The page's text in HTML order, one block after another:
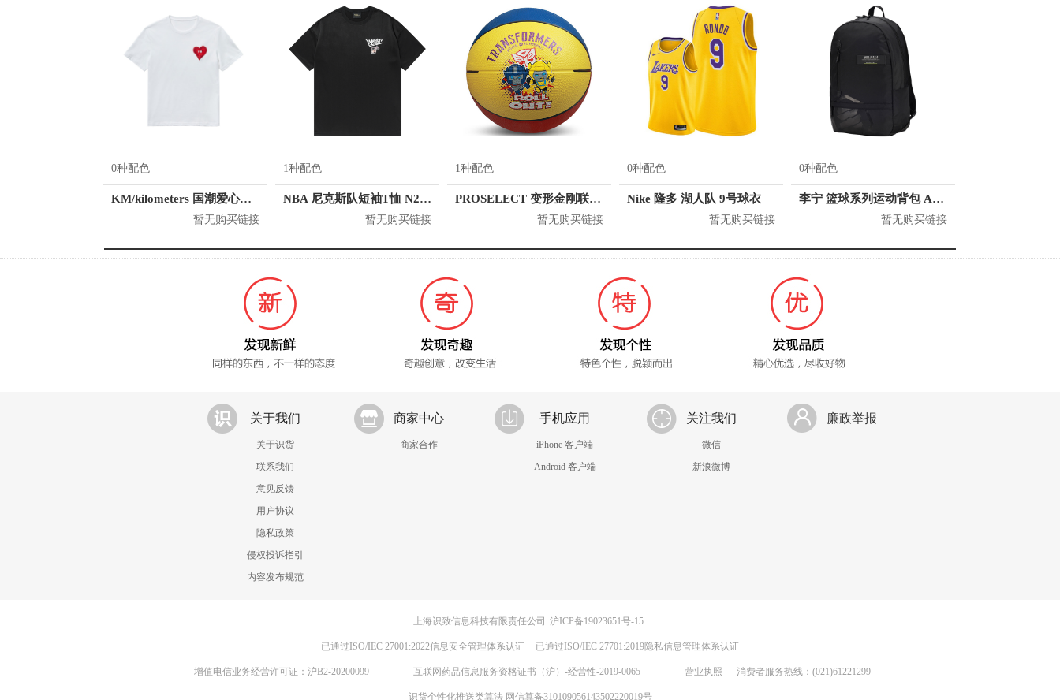
0种配色
KM/kilometers 国潮爱心短袖T恤 M2X2108466
暂无购买链接
1种配色
NBA 尼克斯队短袖T恤 N212TS112P
暂无购买链接
1种配色
PROSELECT 变形金刚联名系列 5号橡胶篮球
暂无购买链接
0种配色
Nike 隆多 湖人队 9号球衣
暂无购买链接
0种配色
李宁 篮球系列运动背包 ABSQ064
暂无购买链接
关于我们
关于识货
联系我们
意见反馈
用户协议
隐私政策
侵权投诉指引
内容发布规范
商家中心
商家合作
手机应用
iPhone 客户端
Android 客户端
关注我们
微信
新浪微博
廉政举报
上海识致信息科技有限责任公司 沪ICP备19023651号-15
已通过ISO/IEC 27001:2022信息安全管理体系认证 已通过ISO/IEC 27701:2019隐私信息管理体系认证
增值电信业务经营许可证：沪B2-20200099 互联网药品信息服务资格证书（沪）-经营性-2019-0065 营业执照 消费者服务热线：(021)61221299
识货个性化推送类算法 网信算备310109056143502220019号